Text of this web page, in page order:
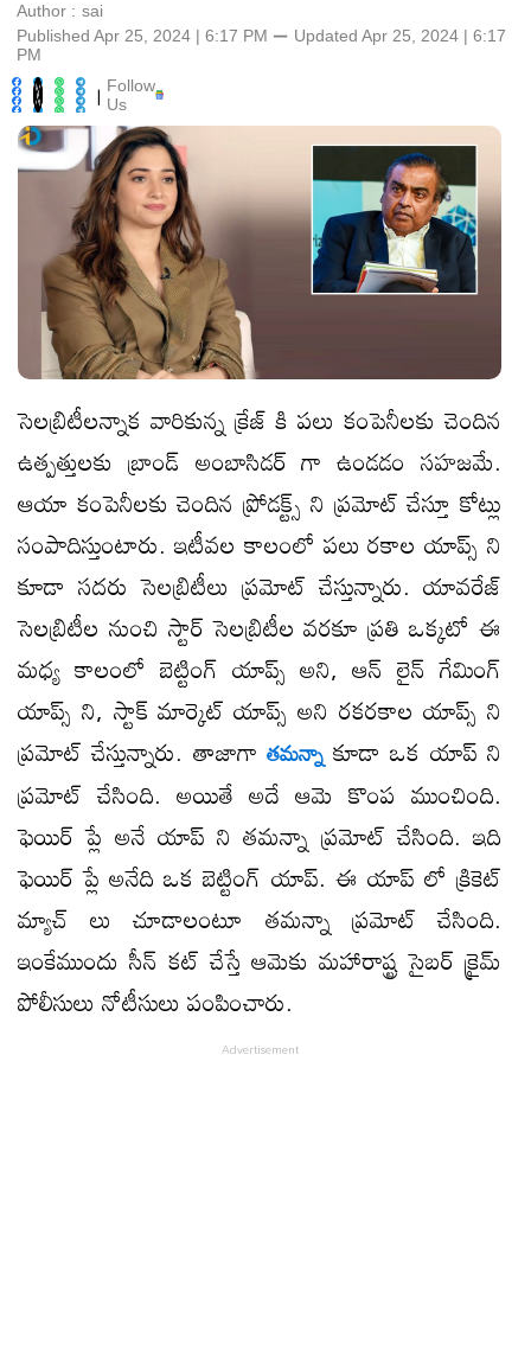
Author : sai
Published Apr 25, 2024 | 6:17 PM ⚊ Updated Apr 25, 2024 | 6:17
PM
| Follow
Us
సెలబ్రిటీలన్నాక వారికున్న క్రేజ్ కి పలు కంపెనీలకు చెందిన
ఉత్పత్తులకు బ్రాండ్ అంబాసిడర్ గా ఉండడం సహజమే.
ఆయా కంపెనీలకు చెందిన ప్రోడక్ట్స్ ని ప్రమోట్ చేస్తూ కోట్లు
సంపాదిస్తుంటారు. ఇటీవల కాలంలో పలు రకాల యాప్స్ ని
కూడా సదరు సెలబ్రిటీలు ప్రమోట్ చేస్తున్నారు. యావరేజ్
సెలబ్రిటీల నుంచి స్టార్ సెలబ్రిటీల వరకూ ప్రతి ఒక్కటో ఈ
మధ్య కాలంలో బెట్టింగ్ యాప్స్ అని, ఆన్ లైన్ గేమింగ్
యాప్స్ ని, స్టాక్ మార్కెట్ యాప్స్ అని రకరకాల యాప్స్ ని
ప్రమోట్ చేస్తున్నారు. తాజాగా తమన్నా కూడా ఒక యాప్ ని
ప్రమోట్ చేసింది. అయితే అదే ఆమె కొంప ముంచింది.
ఫెయిర్ ప్లే అనే యాప్ ని తమన్నా ప్రమోట్ చేసింది. ఇది
ఫెయిర్ ప్లే అనేది ఒక బెట్టింగ్ యాప్. ఈ యాప్ లో క్రికెట్
మ్యాచ్ లు చూడాలంటూ తమన్నా ప్రమోట్ చేసింది.
ఇంకేముందు సీన్ కట్ చేస్తే ఆమెకు మహారాష్ట్ర సైబర్ క్రైమ్
పోలీసులు నోటీసులు పంపించారు.